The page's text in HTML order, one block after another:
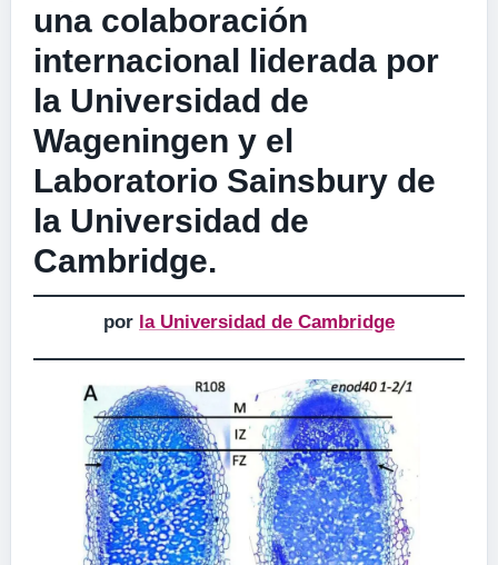
una colaboración
internacional liderada por
la Universidad de
Wageningen y el
Laboratorio Sainsbury de
la Universidad de
Cambridge.
por la Universidad de Cambridge